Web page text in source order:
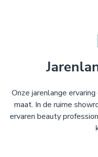
Onze jarenlange
maat. In de ruime
ervaren beauty